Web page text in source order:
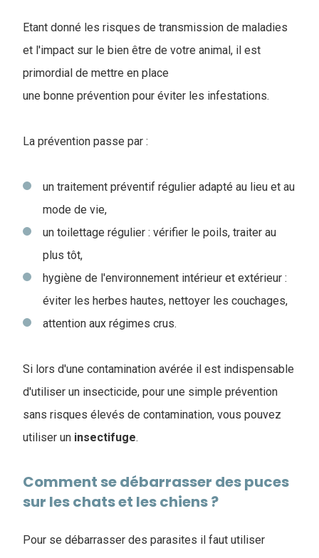
Etant donné les risques de transmission de maladies
et l'impact sur le bien être de votre animal, il est
primordial de mettre en place
une bonne prévention pour éviter les infestations.
La prévention passe par :
un traitement préventif régulier adapté au lieu et au
mode de vie,
un toilettage régulier : vérifier le poils, traiter au
plus tôt,
hygiène de l'environnement intérieur et extérieur :
éviter les herbes hautes, nettoyer les couchages,
attention aux régimes crus.
Si lors d'une contamination avérée il est indispensable
d'utiliser un insecticide, pour une simple prévention
sans risques élevés de contamination, vous pouvez
utiliser un insectifuge.
Comment se débarrasser des puces
sur les chats et les chiens ?
Pour se débarrasser des parasites il faut utiliser